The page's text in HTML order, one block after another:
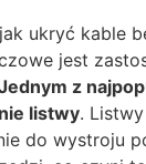
ukryć kable
jest
z
listwy.
do wystroju